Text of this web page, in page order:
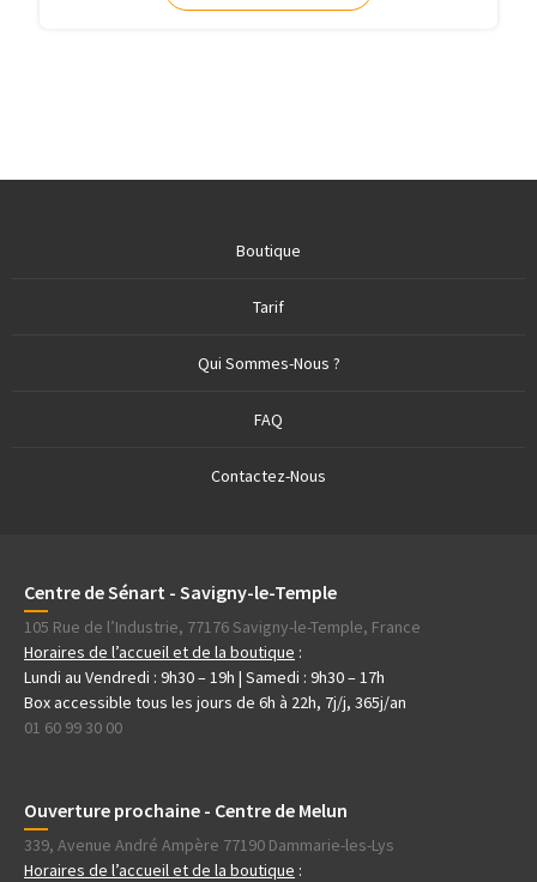
Boutique
Tarif
Qui Sommes-Nous ?
FAQ
Contactez-Nous
Centre de Sénart - Savigny-le-Temple
105 Rue de l’Industrie, 77176 Savigny-le-Temple, France
Horaires de l’accueil et de la boutique :
Lundi au Vendredi : 9h30 – 19h | Samedi : 9h30 – 17h
Box accessible tous les jours de 6h à 22h, 7j/j, 365j/an
01 60 99 30 00
Ouverture prochaine - Centre de Melun
339, Avenue André Ampère 77190 Dammarie-les-Lys
Horaires de l’accueil et de la boutique :